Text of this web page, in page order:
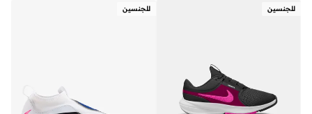
للجنسين للجنسين